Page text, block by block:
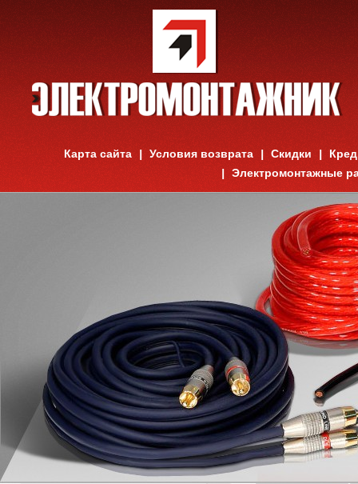
Карта сайта Условия возврата Скидки
Электромонтажные